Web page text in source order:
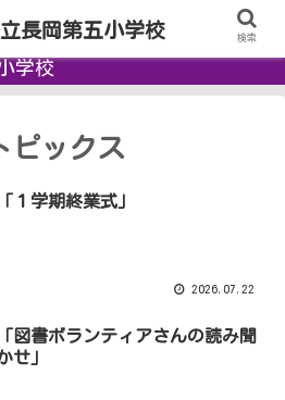
学校
ピックス
「１学期終業式」
2026.07.22
「図書ボランティアさんの読み聞
せ」
長岡第五小学校 検索